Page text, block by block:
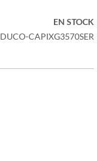
EN STOCK
DUCO-CAPIXG3570SER